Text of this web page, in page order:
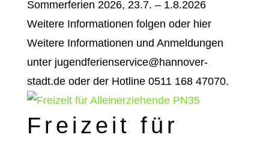
Sommerferien 2026, 23.7. – 1.8.2026
Weitere Informationen folgen oder hier
Weitere Informationen und Anmeldungen
unter jugendferienservice@hannover-
stadt.de oder der Hotline 0511 168 47070.
Freizeit für